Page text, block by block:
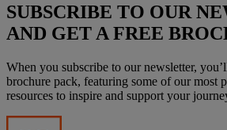
SUBSCRIBE TO OUR
AND GET A FREE
When you subscribe to our newsletter,
brochure pack, featuring some of our most
resources to inspire and support your